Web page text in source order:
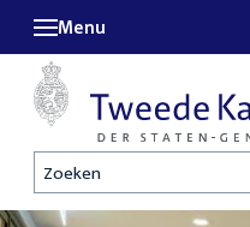
Zoeken
Menu